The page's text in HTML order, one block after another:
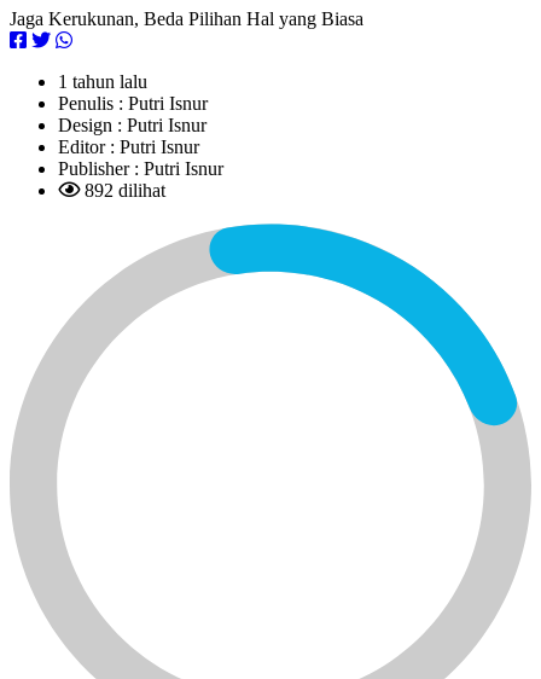
Jaga Kerukunan, Beda Pilihan Hal yang Biasa
1 tahun lalu
Penulis : Putri Isnur
Design : Putri Isnur
Editor : Putri Isnur
Publisher : Putri Isnur
892 dilihat